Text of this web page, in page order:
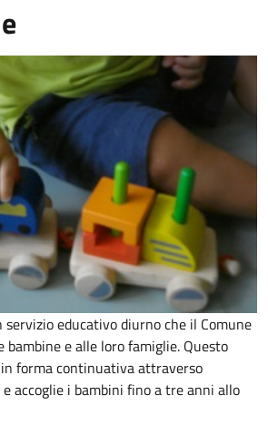
educativo diurno che il Comune
bambine e alle loro famiglie. Questo
forma continuativa attraverso
accoglie i bambini fino a tre anni allo